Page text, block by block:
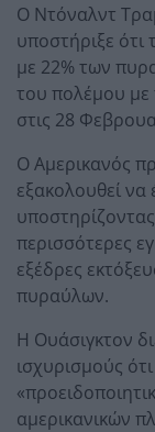
Ο Ντόναλντ
υποστήριξε ότι
με 22% των
του πολέμου με
στις 28
Ο Αμερικανός
εξακολουθεί
περισσότερες
εξέδρες
πυραύλων.
Η Ουάσιγκτον
ισχυρισμούς
αμερικανικών